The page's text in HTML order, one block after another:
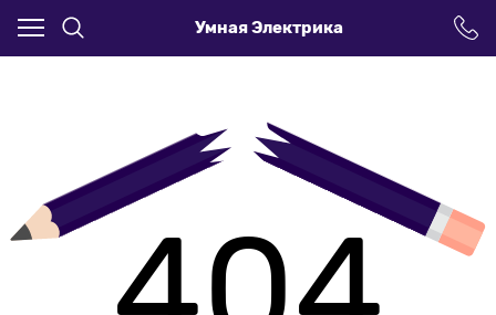
Умная Электрика